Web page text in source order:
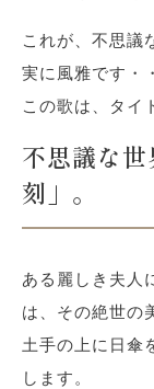
これが、不思議
実に風雅です・
この歌は、タイ
不思議な
刻」。
ある麗しき夫人
は、その絶世の
土手の上に日傘
します。